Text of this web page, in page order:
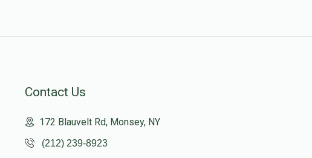
Contact Us
172 Blauvelt Rd, Monsey, NY
(212) 239-8923